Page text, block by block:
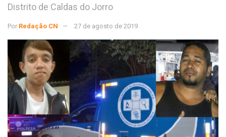
Distrito de Caldas do Jorro
Por Redação CN 27 de agosto de 2019